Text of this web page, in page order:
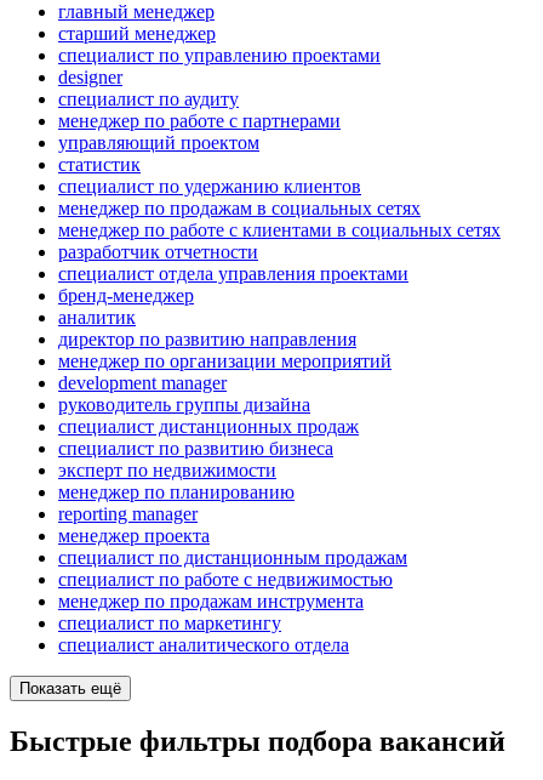
главный менеджер
старший менеджер
специалист по управлению проектами
designer
специалист по аудиту
менеджер по работе с партнерами
управляющий проектом
статистик
специалист по удержанию клиентов
менеджер по продажам в социальных сетях
менеджер по работе с клиентами в социальных сетях
разработчик отчетности
специалист отдела управления проектами
бренд-менеджер
аналитик
директор по развитию направления
менеджер по организации мероприятий
development manager
руководитель группы дизайна
специалист дистанционных продаж
специалист по развитию бизнеса
эксперт по недвижимости
менеджер по планированию
reporting manager
менеджер проекта
специалист по дистанционным продажам
специалист по работе с недвижимостью
менеджер по продажам инструмента
специалист по маркетингу
специалист аналитического отдела
Показать ещё
Быстрые фильтры подбора вакансий